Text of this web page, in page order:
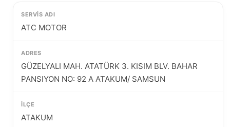
ATC MOTOR
GÜZELYALI MAH. ATATÜRK 3. KISIM BLV. BAHAR
PANSIYON NO: 92 A ATAKUM/ SAMSUN
ATAKUM